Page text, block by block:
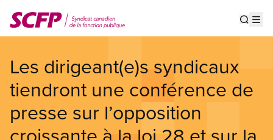
au
contenu
Les dirigeant(e)s syndicaux
tiendront une conférence de
presse sur l’opposition